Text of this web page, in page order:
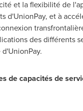
et la flexibilité de
d'UnionPay, et à
des différents
de capacités de